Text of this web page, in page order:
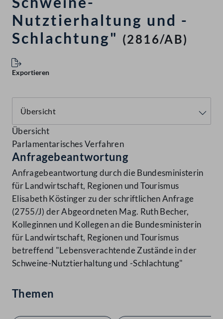
Nutztierhaltung und -
Schlachtung" (2816/AB)
Exportieren
Übersicht
Parlamentarisches Verfahren
Anfragebeantwortung
Anfragebeantwortung durch die Bundesministerin
für Landwirtschaft, Regionen und Tourismus
Elisabeth Köstinger zu der schriftlichen Anfrage
(2755/J) der Abgeordneten Mag. Ruth Becher,
Kolleginnen und Kollegen an die Bundesministerin
für Landwirtschaft, Regionen und Tourismus
betreffend "Lebensverachtende Zustände in der
Schweine-Nutztierhaltung und -Schlachtung"
Themen